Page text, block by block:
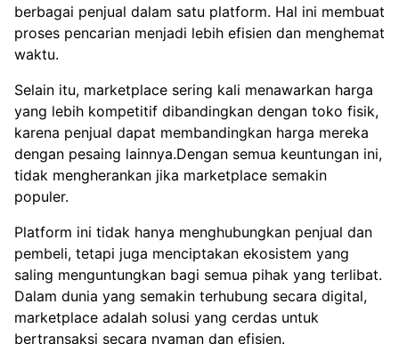
berbagai penjual dalam satu platform. Hal ini membuat
proses pencarian menjadi lebih efisien dan menghemat
waktu.
Selain itu, marketplace sering kali menawarkan harga
yang lebih kompetitif dibandingkan dengan toko fisik,
karena penjual dapat membandingkan harga mereka
dengan pesaing lainnya.Dengan semua keuntungan ini,
tidak mengherankan jika marketplace semakin
populer.
Platform ini tidak hanya menghubungkan penjual dan
pembeli, tetapi juga menciptakan ekosistem yang
saling menguntungkan bagi semua pihak yang terlibat.
Dalam dunia yang semakin terhubung secara digital,
marketplace adalah solusi yang cerdas untuk
bertransaksi secara nyaman dan efisien.